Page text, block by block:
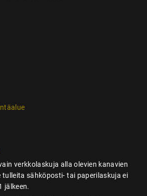
verkkolaskuja alla olevien kanavien
tulleita sähköposti- tai paperilaskuja ei
jälkeen.